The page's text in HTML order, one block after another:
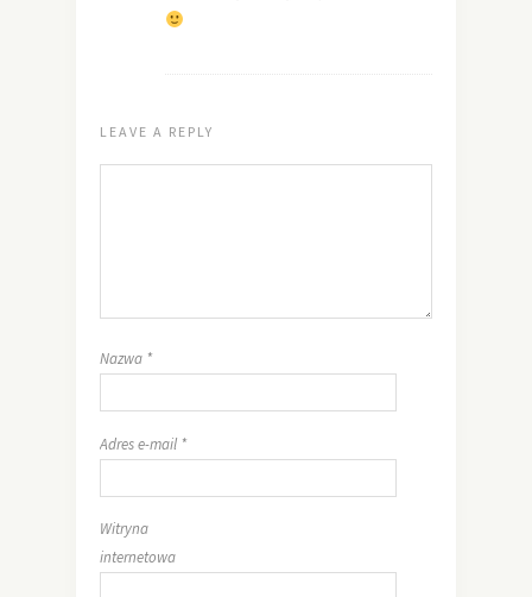
LEAVE A REPLY
Nazwa *
Adres e-mail *
Witryna
internetowa